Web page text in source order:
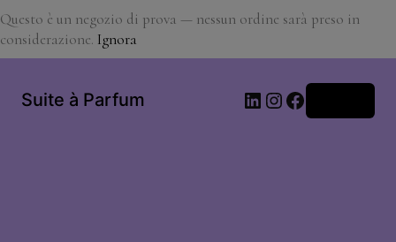
Questo è un negozio di prova — nessun ordine sarà preso in
considerazione. Ignora
Suite à Parfum LinkedIn
Instagram
Facebook